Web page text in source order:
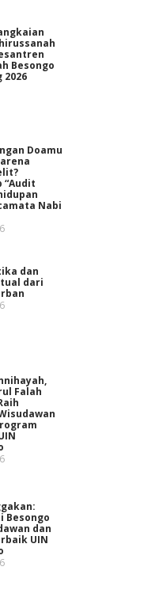
Besongo
2026
Doamu
“Audit
Nabi
dan
dari
Falah
Besongo
dan
UIN